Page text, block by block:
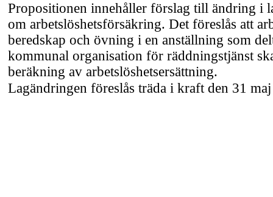
Propositionen innehåller förslag till ändring i
om arbetslöshetsförsäkring. Det föreslås att
beredskap och övning i en anställning som
kommunal organisation för räddningstjänst
beräkning av arbetslöshetsersättning.
Lagändringen föreslås träda i kraft den 31